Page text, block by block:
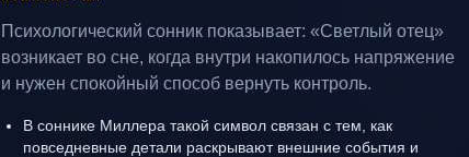
Психологический сонник показывает: «Светлый отец»
возникает во сне, когда внутри накопилось напряжение
и нужен спокойный способ вернуть контроль.
В соннике Миллера такой символ связан с тем, как
повседневные детали раскрывают внешние события и